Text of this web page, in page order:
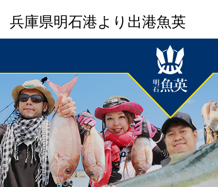
兵庫県明石港より出港魚英